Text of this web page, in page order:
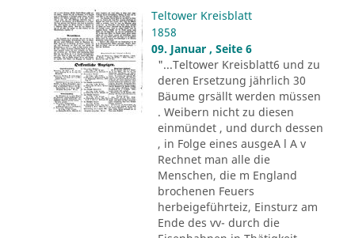
Teltower Kreisblatt
1858
09. Januar , Seite 6
"...Teltower Kreisblatt6 und zu
deren Ersetzung jährlich 30
Bäume grsällt werden müssen
. Weibern nicht zu diesen
einmündet , und durch dessen
, in Folge eines ausgeA l A v
Rechnet man alle die
Menschen, die m England
brochenen Feuers
herbeigeführteiz, Einsturz am
Ende des vv- durch die